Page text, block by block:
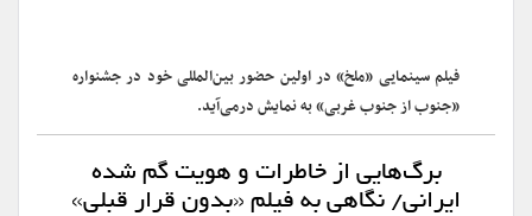
فیلم سینمایی «ملخ» در اولین حضور بین‌المللی خود در جشنواره
«جنوب از جنوب غربی» به نمایش درمی‌آید.
برگ‌هایی از خاطرات و هویت گم شده
ایرانی/ نگاهی به فیلم «بدون قرار قبلی»